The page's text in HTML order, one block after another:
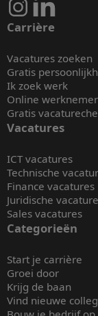
Carrière
Vacatures zoeken
Gratis
Ik zoek werk
Online
Gratis
Vacatures
ICT vacatures
Technische
Finance vacatures
Juridische
Sales vacatures
Categorieën
Start je carrière
Groei door
Krijg de baan
Vind nieuwe